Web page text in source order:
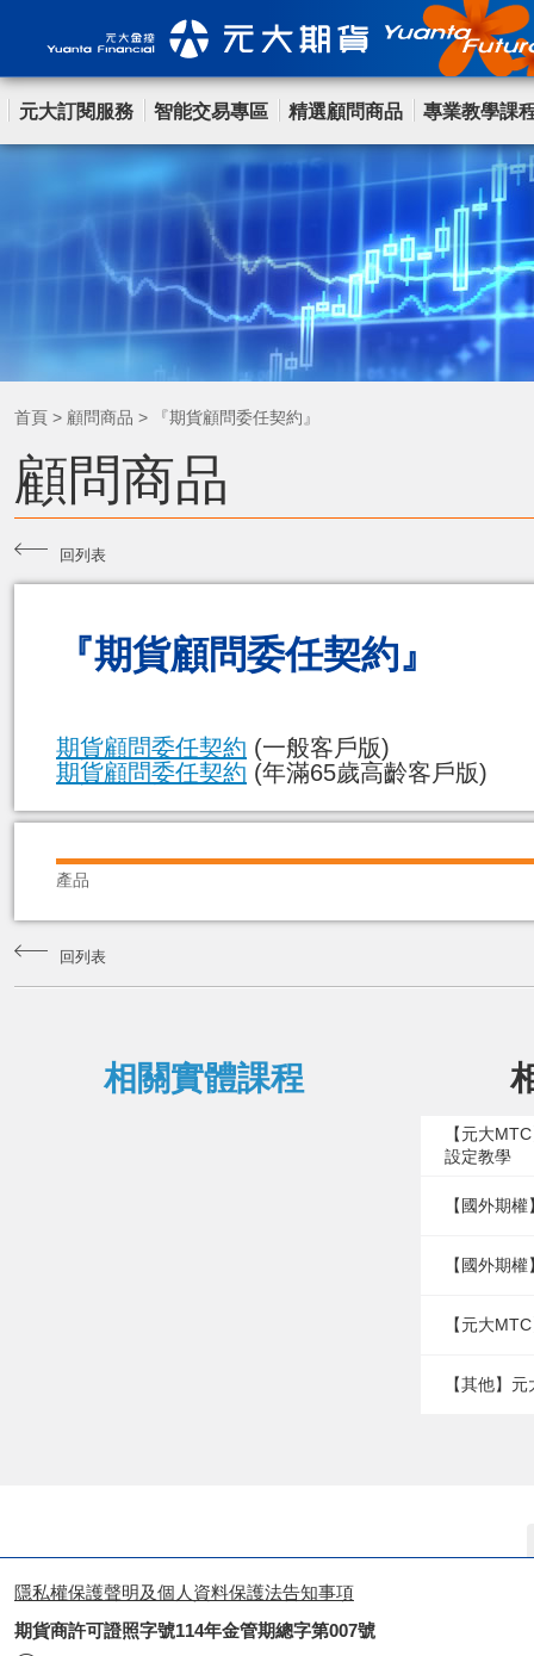
元大訂閱服務 智能交易專區 精選顧問商品 專業教學課
首頁 > 顧問商品 > 『期貨顧問委任契約』
顧問商品
回列表
『期貨顧問委任契約』
期貨顧問委任契約 (一般客戶版)
期貨顧問委任契約 (年滿65歲高齡客戶版)
產品
回列表
相關實體課程
【元大
設定教學
【國外期
【國外期
【元大
【其他】
隱私權保護聲明及個人資料保護法告知事項
期貨商許可證照字號114年金管期總字第007號